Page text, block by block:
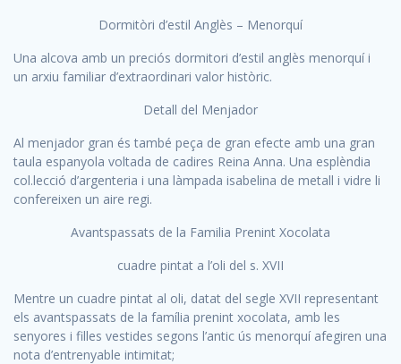
Dormitòri d’estil Anglès – Menorquí
Una alcova amb un preciós dormitori d’estil anglès menorquí i
un arxiu familiar d’extraordinari valor històric.
Detall del Menjador
Al menjador gran és també peça de gran efecte amb una gran
taula espanyola voltada de cadires Reina Anna. Una esplèndia
col.lecció d’argenteria i una làmpada isabelina de metall i vidre li
confereixen un aire regi.
Avantspassats de la Familia Prenint Xocolata
cuadre pintat a l’oli del s. XVII
Mentre un cuadre pintat al oli, datat del segle XVII representant
els avantspassats de la família prenint xocolata, amb les
senyores i filles vestides segons l’antic ús menorquí afegiren una
nota d’entrenyable intimitat;